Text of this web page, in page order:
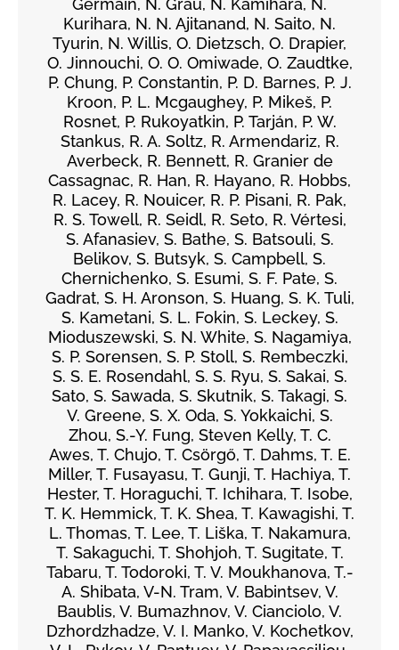
Germain, N. Grau, N. Kamihara, N.
Kurihara, N. N. Ajitanand, N. Saito, N.
Tyurin, N. Willis, O. Dietzsch, O. Drapier,
O. Jinnouchi, O. O. Omiwade, O. Zaudtke,
P. Chung, P. Constantin, P. D. Barnes, P. J.
Kroon, P. L. Mcgaughey, P. Mikeš, P.
Rosnet, P. Rukoyatkin, P. Tarján, P. W.
Stankus, R. A. Soltz, R. Armendariz, R.
Averbeck, R. Bennett, R. Granier de
Cassagnac, R. Han, R. Hayano, R. Hobbs,
R. Lacey, R. Nouicer, R. P. Pisani, R. Pak,
R. S. Towell, R. Seidl, R. Seto, R. Vértesi,
S. Afanasiev, S. Bathe, S. Batsouli, S.
Belikov, S. Butsyk, S. Campbell, S.
Chernichenko, S. Esumi, S. F. Pate, S.
Gadrat, S. H. Aronson, S. Huang, S. K. Tuli,
S. Kametani, S. L. Fokin, S. Leckey, S.
Mioduszewski, S. N. White, S. Nagamiya,
S. P. Sorensen, S. P. Stoll, S. Rembeczki,
S. S. E. Rosendahl, S. S. Ryu, S. Sakai, S.
Sato, S. Sawada, S. Skutnik, S. Takagi, S.
V. Greene, S. X. Oda, S. Yokkaichi, S.
Zhou, S.-Y. Fung, Steven Kelly, T. C.
Awes, T. Chujo, T. Csörgő, T. Dahms, T. E.
Miller, T. Fusayasu, T. Gunji, T. Hachiya, T.
Hester, T. Horaguchi, T. Ichihara, T. Isobe,
T. K. Hemmick, T. K. Shea, T. Kawagishi, T.
L. Thomas, T. Lee, T. Liška, T. Nakamura,
T. Sakaguchi, T. Shohjoh, T. Sugitate, T.
Tabaru, T. Todoroki, T. V. Moukhanova, T.-
A. Shibata, V-N. Tram, V. Babintsev, V.
Baublis, V. Bumazhnov, V. Cianciolo, V.
Dzhordzhadze, V. I. Manko, V. Kochetkov,